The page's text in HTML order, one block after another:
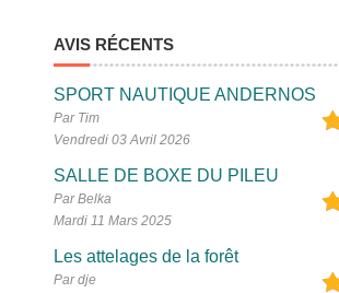
AVIS RÉCENTS
SPORT NAUTIQUE ANDERNOS
Par Tim
Vendredi 03 Avril 2026
SALLE DE BOXE DU PILEU
Par Belka
Mardi 11 Mars 2025
Les attelages de la forêt
Par dje